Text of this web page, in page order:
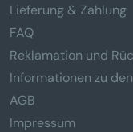
Lieferung & Zahlung
FAQ
Reklamation und
Informationen zu
AGB
Impressum